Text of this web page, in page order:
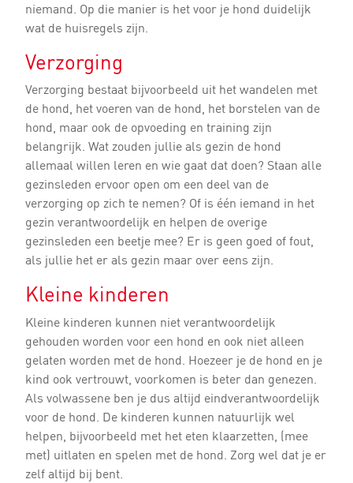
niemand. Op die manier is het voor je hond duidelijk
wat de huisregels zijn.
Verzorging
Verzorging bestaat bijvoorbeeld uit het wandelen met
de hond, het voeren van de hond, het borstelen van de
hond, maar ook de opvoeding en training zijn
belangrijk. Wat zouden jullie als gezin de hond
allemaal willen leren en wie gaat dat doen? Staan alle
gezinsleden ervoor open om een deel van de
verzorging op zich te nemen? Of is één iemand in het
gezin verantwoordelijk en helpen de overige
gezinsleden een beetje mee? Er is geen goed of fout,
als jullie het er als gezin maar over eens zijn.
Kleine kinderen
Kleine kinderen kunnen niet verantwoordelijk
gehouden worden voor een hond en ook niet alleen
gelaten worden met de hond. Hoezeer je de hond en je
kind ook vertrouwt, voorkomen is beter dan genezen.
Als volwassene ben je dus altijd eindverantwoordelijk
voor de hond. De kinderen kunnen natuurlijk wel
helpen, bijvoorbeeld met het eten klaarzetten, (mee
met) uitlaten en spelen met de hond. Zorg wel dat je er
zelf altijd bij bent.